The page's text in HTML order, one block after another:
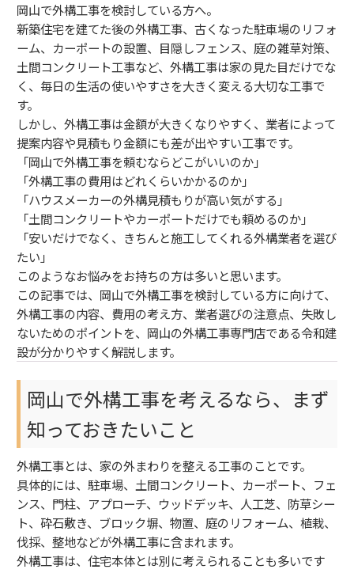
岡山で外構工事を検討している方へ。
新築住宅を建てた後の外構工事、古くなった駐車場のリフォ
ーム、カーポートの設置、目隠しフェンス、庭の雑草対策、
土間コンクリート工事など、外構工事は家の見た目だけでな
く、毎日の生活の使いやすさを大きく変える大切な工事で
す。
しかし、外構工事は金額が大きくなりやすく、業者によって
提案内容や見積もり金額にも差が出やすい工事です。
「岡山で外構工事を頼むならどこがいいのか」
「外構工事の費用はどれくらいかかるのか」
「ハウスメーカーの外構見積もりが高い気がする」
「土間コンクリートやカーポートだけでも頼めるのか」
「安いだけでなく、きちんと施工してくれる外構業者を選び
たい」
このようなお悩みをお持ちの方は多いと思います。
この記事では、岡山で外構工事を検討している方に向けて、
外構工事の内容、費用の考え方、業者選びの注意点、失敗し
ないためのポイントを、岡山の外構工事専門店である令和建
設が分かりやすく解説します。
岡山で外構工事を考えるなら、まず
知っておきたいこと
外構工事とは、家の外まわりを整える工事のことです。
具体的には、駐車場、土間コンクリート、カーポート、フェ
ンス、門柱、アプローチ、ウッドデッキ、人工芝、防草シー
ト、砕石敷き、ブロック塀、物置、庭のリフォーム、植栽、
伐採、整地などが外構工事に含まれます。
外構工事は、住宅本体とは別に考えられることも多いです